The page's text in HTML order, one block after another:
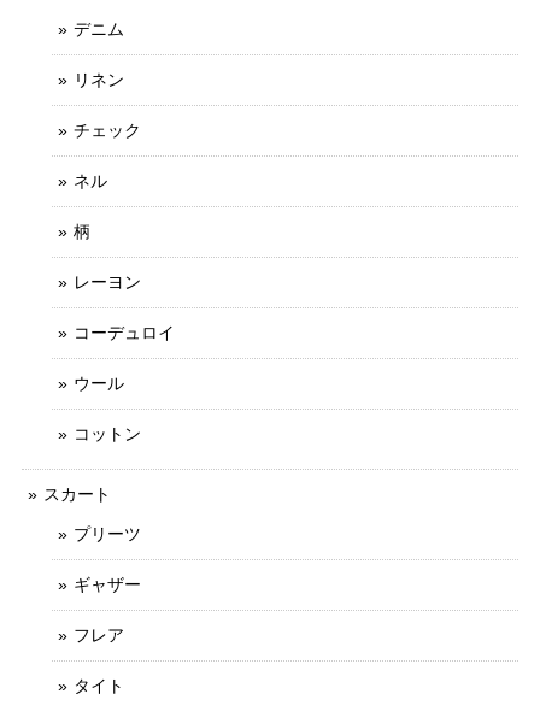
デニム
リネン
チェック
ネル
柄
レーヨン
コーデュロイ
ウール
コットン
スカート
プリーツ
ギャザー
フレア
タイト